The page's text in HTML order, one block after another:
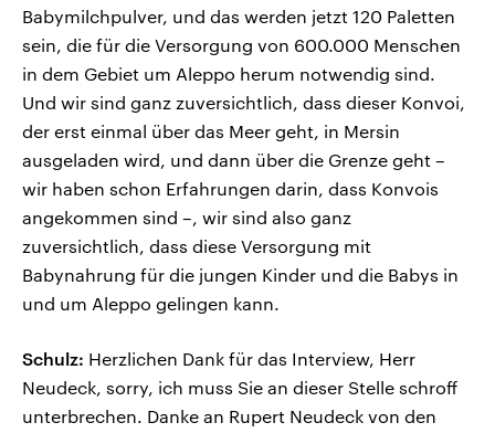
Babymilchpulver, und das werden jetzt 120 Paletten
sein, die für die Versorgung von 600.000 Menschen
in dem Gebiet um Aleppo herum notwendig sind.
Und wir sind ganz zuversichtlich, dass dieser Konvoi,
der erst einmal über das Meer geht, in Mersin
ausgeladen wird, und dann über die Grenze geht –
wir haben schon Erfahrungen darin, dass Konvois
angekommen sind –, wir sind also ganz
zuversichtlich, dass diese Versorgung mit
Babynahrung für die jungen Kinder und die Babys in
und um Aleppo gelingen kann.
Schulz: Herzlichen Dank für das Interview, Herr
Neudeck, sorry, ich muss Sie an dieser Stelle schroff
unterbrechen. Danke an Rupert Neudeck von den